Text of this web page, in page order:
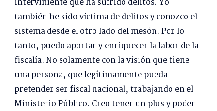
también he sido víctima de delitos y conozco el
sistema desde el otro lado del mesón. Por lo
tanto, puedo aportar y enriquecer la labor de la
fiscalía. No solamente con la visión que tiene
una persona, que legítimamente pueda
pretender ser fiscal nacional, trabajando en el
Ministerio Público. Creo tener un plus y poder